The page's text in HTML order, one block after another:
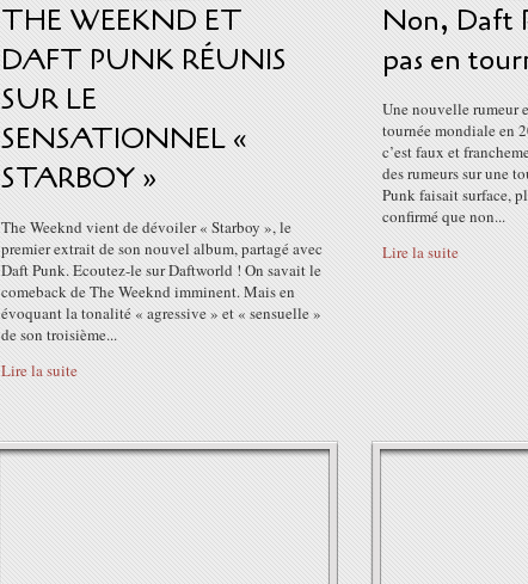
THE WEEKND ET
DAFT PUNK RÉUNIS
SUR LE
SENSATIONNEL «
STARBOY »
The Weeknd vient de dévoiler « Starboy », le
premier extrait de son nouvel album, partagé avec
Daft Punk. Ecoutez-le sur Daftworld ! On savait le
comeback de The Weeknd imminent. Mais en
évoquant la tonalité « agressive » et « sensuelle »
de son troisième...
Lire la suite
Non, Daft
pas en
Une nouvelle rumeur
tournée mondiale en
c’est faux et
des rumeurs sur une
Punk faisait surface,
confirmé que non...
Lire la suite